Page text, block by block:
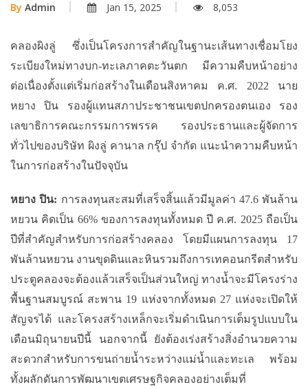
By Admin Jan 15, 2025 8,053
คลองผิงลู่
ซึ่งเป็นโครงการสำคัญในฐานะเส้นทางเชื่อมโยง
ระเบียงใหม่ทางบก-ทะเลภาคตะวันตก
มีความคืบหน้าอย่าง
ต่อเนื่องตั้งแต่เริ่มก่อสร้างในเดือนสิงหาคม
ค.ศ. 2022
นาย
หยาง
ปิน รองผู้แทนสภาประชาชนเขตปกครองตนเอง
รอง
เลขาธิการคณะกรรมการพรรค
รองประธานและผู้จัดการ
ทั่วไปของบริษัท ผิงลู่ คานาล กรุ๊ป จำกัด แนะนำความคืบหน้า
ในการก่อสร้างในปัจจุบัน
หยาง ปิน: การลงทุนสะสมที่เสร็จสิ้นแล้วมีมูลค่า 47.6 พันล้าน
หยวน คิดเป็น 66% ของการลงทุนทั้งหมด ปี ค.ศ. 2025 ถือเป็น
ปีที่สำคัญสำหรับการก่อสร้างคลอง
โดยมีแผนการลงทุน 17
พันล้านหยวน งานขุดดินและหินรวมถึงการเทคอนกรีตสำหรับ
ประตูคลองจะต้องแล้วเสร็จเป็นส่วนใหญ่ ทางน้ำจะมีโครงร่าง
พื้นฐานสมบูรณ์ สะพาน 19 แห่งจากทั้งหมด 27 แห่งจะเปิดให้
สัญจรได้ และโครงสร้างเหล็กจะเริ่มดำเนินการเต็มรูปแบบใน
เดือนมิถุนายนปีนี้
นอกจากนี้ ยังต้องเร่งสร้างสิ่งอำนวยความ
สะดวกสำหรับการขนถ่ายน้ำระหว่างแม่น้ำและทะเล
พร้อม
ทั้งผลักดันการพัฒนาเขตเศรษฐกิจคลองอย่างเต็มที่